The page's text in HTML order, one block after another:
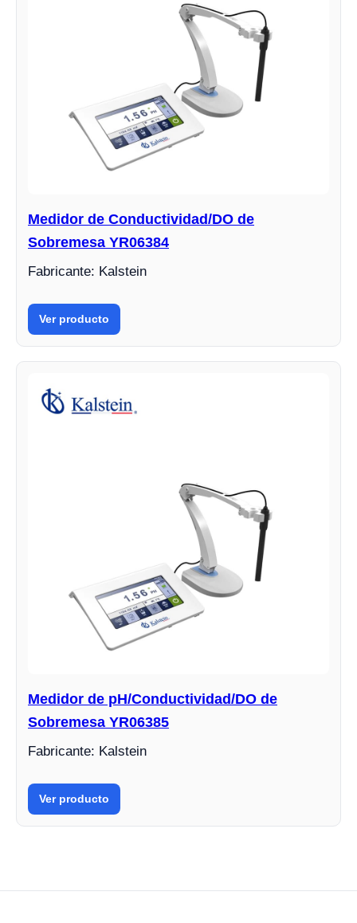
Medidor de Conductividad/DO de
Sobremesa YR06384
Fabricante: Kalstein
Ver producto
Medidor de pH/Conductividad/DO de
Sobremesa YR06385
Fabricante: Kalstein
Ver producto